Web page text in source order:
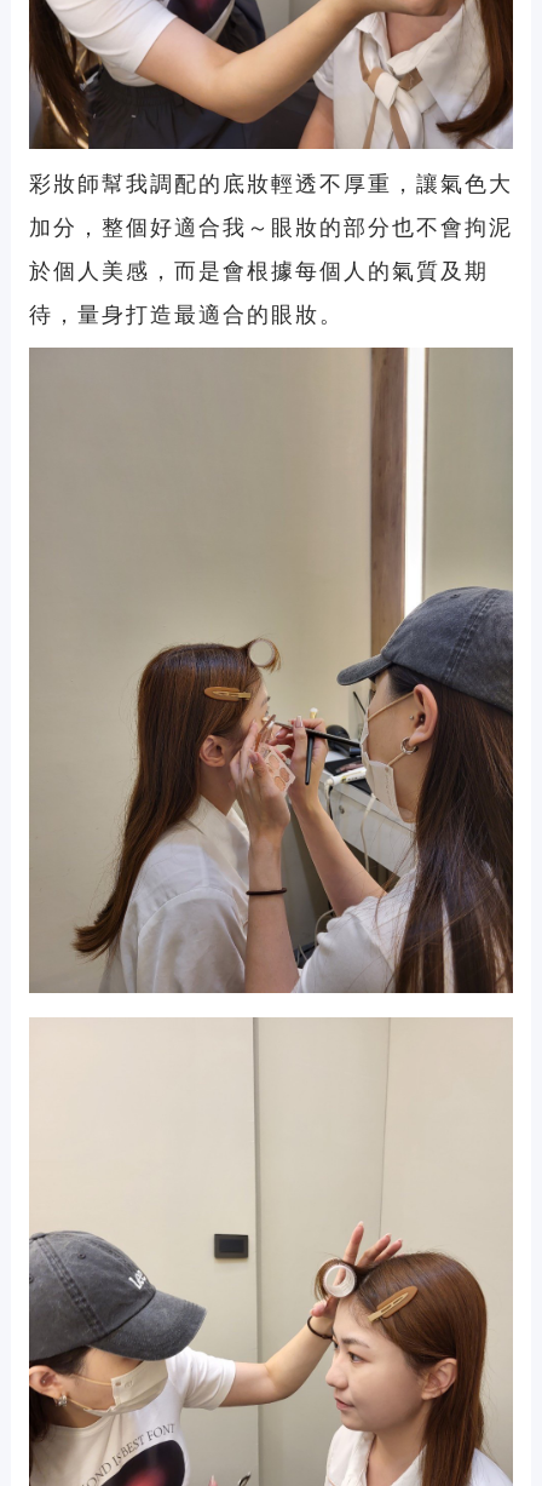
彩妝師幫我調配的 底妝輕透不厚重 ，讓氣色大
加分，整個好適合我～眼妝的部分也不會拘泥
於個人美感，而是會根據每個人的氣質及期
待 ， 量身打造最適合的眼妝。